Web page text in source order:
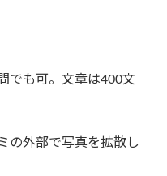
でも可。文章は400文
の外部で写真を拡散し